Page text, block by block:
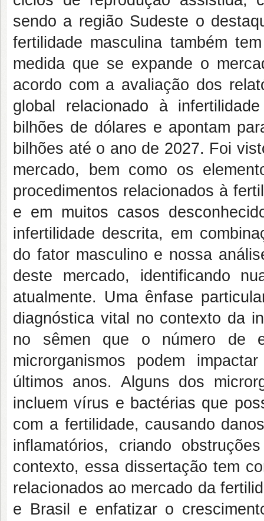
sendo a região Sudeste o
fertilidade masculina também
medida que se expande o
acordo com a avaliação dos
global relacionado à
bilhões de dólares e apontam
bilhões até o ano de 2027. Foi
mercado, bem como os
procedimentos relacionados à
e em muitos casos
infertilidade descrita, em
do fator masculino e nossa
deste mercado, identificando
atualmente. Uma ênfase
diagnóstica vital no contexto da
no sêmen que o número de
microrganismos podem
últimos anos. Alguns dos
incluem vírus e bactérias que
com a fertilidade, causando
inflamatórios, criando
contexto, essa dissertação tem
relacionados ao mercado da
e Brasil e enfatizar o